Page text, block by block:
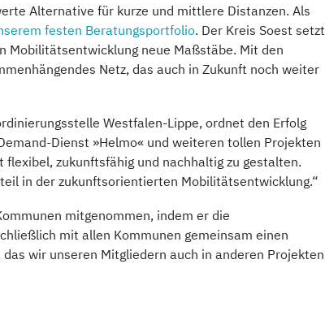
Alternative für kurze und mittlere Distanzen. Als
festen Beratungsportfolio. Der Kreis Soest setzt
Mobilitätsentwicklung neue Maßstäbe. Mit den
Netz, das auch in Zukunft noch weiter
Westfalen-Lippe, ordnet den Erfolg
Dienst »Helmo« und weiteren tollen Projekten
zukunftsfähig und nachhaltig zu gestalten.
in der zukunftsorientierten Mobilitätsentwicklung.“
mitgenommen, indem er die
mit allen Kommunen gemeinsam einen
wir unseren Mitgliedern auch in anderen Projekten